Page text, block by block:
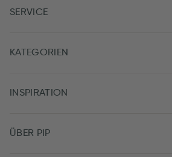
SERVICE
KATEGORIEN
INSPIRATION
ÜBER PIP